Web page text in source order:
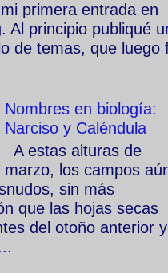
primera entrada en
Al principio publiqué
de temas, que luego
Nombres en biología:
Narciso y Caléndula
A estas alturas de
marzo, los campos
sin más
que las hojas secas
del otoño anterior y